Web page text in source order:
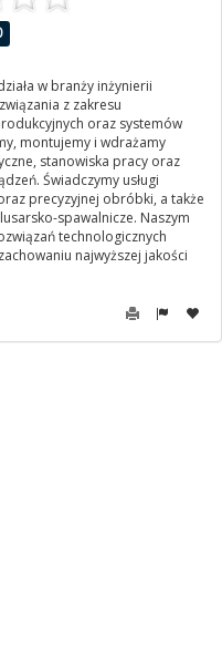
w branży inżynierii
z zakresu
oraz systemów
montujemy i wdrażamy
stanowiska pracy oraz
Świadczymy usługi
precyzyjnej obróbki, a także
spawalnicze. Naszym
technologicznych
najwyższej jakości